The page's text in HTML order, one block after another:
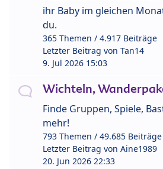
ihr Baby im gleichen
du.
365 Themen / 4.917 Beiträge
Letzter Beitrag von Tan14
9. Jul 2026 15:03
Wichteln,
Finde Gruppen, Spiele,
mehr!
793 Themen / 49.685 Beiträge
Letzter Beitrag von Aine1989
20. Jun 2026 22:33